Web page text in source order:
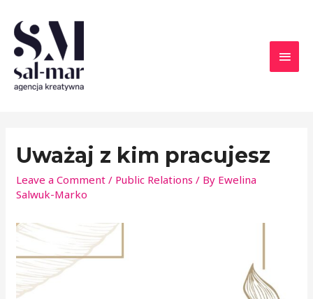
Uważaj z kim pracujesz
Leave a Comment / Public Relations / By Ewelina
Salwuk-Marko